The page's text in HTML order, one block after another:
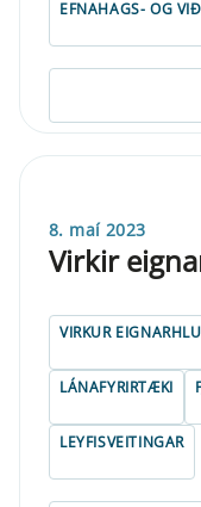
EFNAHAGS- OG
8. maí 2023
Virkir
VIRKUR
LÁNAFYRIRTÆKI
LEYFISVEITINGAR